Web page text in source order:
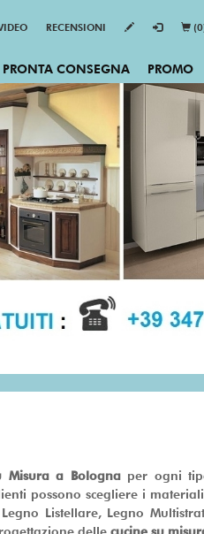
RECENSIONI
PRONTA CONSEGNA PROMO
Misura a Bolognaper ogni
possono scegliere i materiali
Listellare, Legno
delle cucine su